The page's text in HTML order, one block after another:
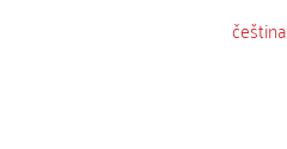
čeština